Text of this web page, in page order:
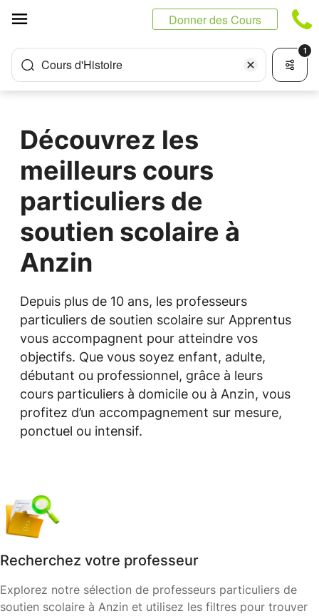
Donner des Cours
Cours d'Histoire
1
Découvrez les
meilleurs cours
particuliers de
soutien scolaire à
Anzin
Depuis plus de 10 ans, les professeurs
particuliers de soutien scolaire sur Apprentus
vous accompagnent pour atteindre vos
objectifs. Que vous soyez enfant, adulte,
débutant ou professionnel, grâce à leurs
cours particuliers à domicile ou à Anzin, vous
profitez d’un accompagnement sur mesure,
ponctuel ou intensif.
Recherchez votre professeur
Explorez notre sélection de professeurs particuliers de
soutien scolaire à Anzin et utilisez les filtres pour trouver